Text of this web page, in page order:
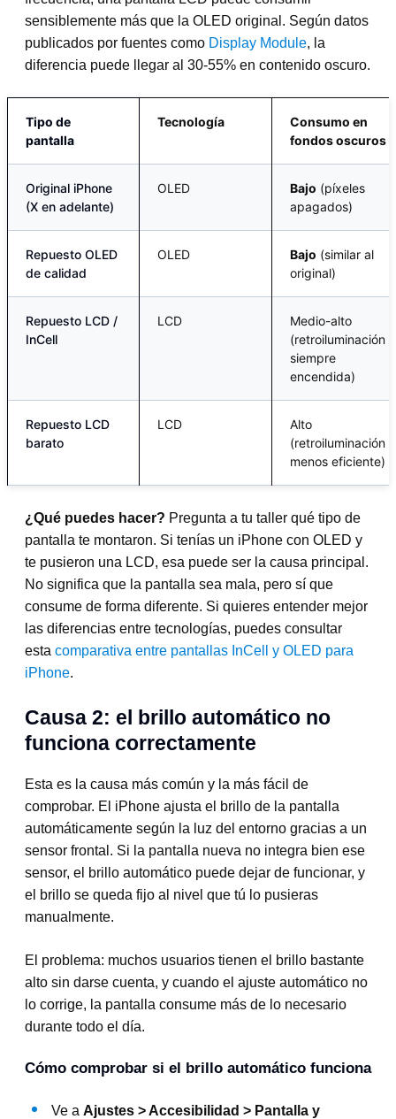
sensiblemente más que la OLED original. Según datos
publicados por fuentes como Display Module, la
diferencia puede llegar al 30-55% en contenido oscuro.
Tipo de
pantalla
Tecnología
Consumo en
fondos oscuros
Original iPhone
(X en adelante)
OLED Bajo (píxeles
apagados)
Repuesto OLED
de calidad
OLED Bajo (similar al
original)
Repuesto LCD /
InCell
LCD
Medio-alto
(retroiluminación
siempre
encendida)
Repuesto LCD
barato
LCD
Alto
(retroiluminación
menos eficiente)
¿Qué puedes hacer? Pregunta a tu taller qué tipo de
pantalla te montaron. Si tenías un iPhone con OLED y
te pusieron una LCD, esa puede ser la causa principal.
No significa que la pantalla sea mala, pero sí que
consume de forma diferente. Si quieres entender mejor
las diferencias entre tecnologías, puedes consultar
esta comparativa entre pantallas InCell y OLED para
iPhone.
Causa 2: el brillo automático no
funciona correctamente
Esta es la causa más común y la más fácil de
comprobar. El iPhone ajusta el brillo de la pantalla
automáticamente según la luz del entorno gracias a un
sensor frontal. Si la pantalla nueva no integra bien ese
sensor, el brillo automático puede dejar de funcionar, y
el brillo se queda fijo al nivel que tú lo pusieras
manualmente.
El problema: muchos usuarios tienen el brillo bastante
alto sin darse cuenta, y cuando el ajuste automático no
lo corrige, la pantalla consume más de lo necesario
durante todo el día.
Cómo comprobar si el brillo automático funciona
Ve a Ajustes > Accesibilidad > Pantalla y